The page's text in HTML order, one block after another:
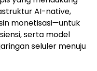
AI-native,
monetisasi—untuk
serta model
seluler menuju